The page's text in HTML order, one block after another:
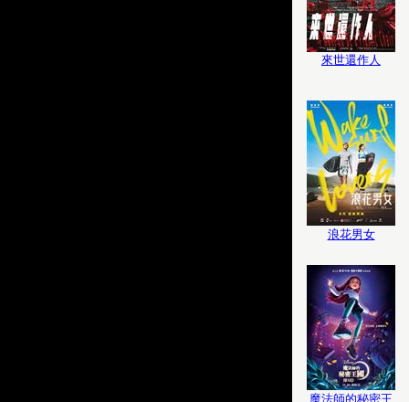
來世還作人
浪花男女
魔法師的秘密王